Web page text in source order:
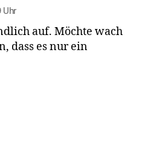
Uhr
auf. Möchte wach
dass es nur ein